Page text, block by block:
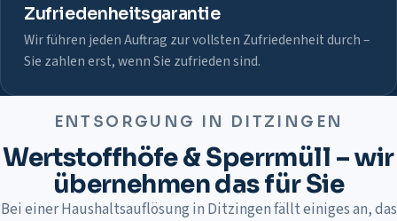
Zufriedenheitsgarantie
Wir führen jeden Auftrag zur vollsten Zufriedenheit durch –
Sie zahlen erst, wenn Sie zufrieden sind.
ENTSORGUNG IN DITZINGEN
Wertstoffhöfe & Sperrmüll – wir
übernehmen das für Sie
Bei einer Haushaltsauflösung in Ditzingen fällt einiges an, das